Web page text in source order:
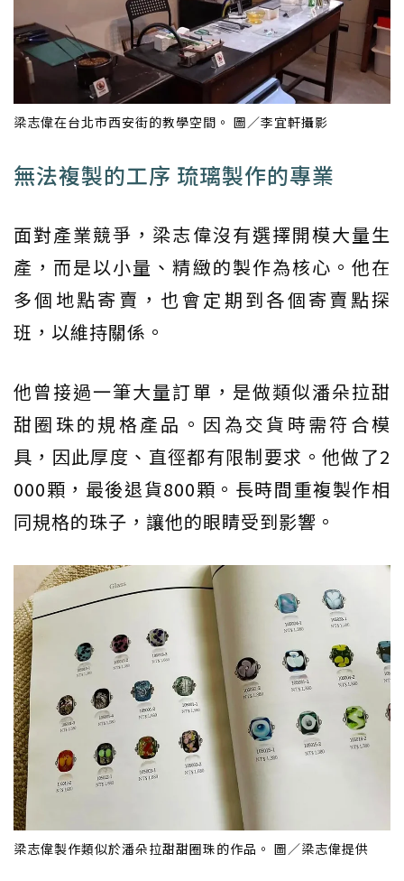
梁志偉在台北市西安街的教學空間。 圖／李宜軒攝影
無法複製的工序 琉璃製作的專業
面對產業競爭，梁志偉沒有選擇開模大量生
產，而是以小量、精緻的製作為核心。他在
多個地點寄賣，也會定期到各個寄賣點探
班，以維持關係。
他曾接過一筆大量訂單，是做類似潘朵拉甜
甜圈珠的規格產品。因為交貨時需符合模
具，因此厚度、直徑都有限制要求。他做了2
000顆，最後退貨800顆。長時間重複製作相
同規格的珠子，讓他的眼睛受到影響。
梁志偉製作類似於潘朵拉甜甜圈珠的作品。 圖／梁志偉提供